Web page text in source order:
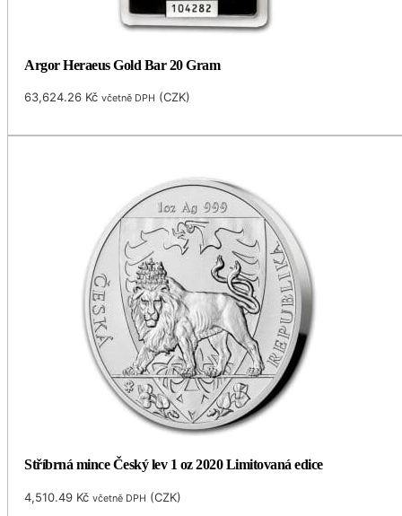
Argor Heraeus Gold Bar 20 Gram
63,624.26 Kč včetně DPH (CZK)
Stříbrná mince Český lev 1 oz 2020 Limitovaná edice
4,510.49 Kč včetně DPH (CZK)